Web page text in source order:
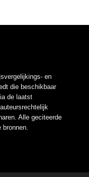
en
die beschikbaar
de laatst
Alle geciteerde
bronnen.